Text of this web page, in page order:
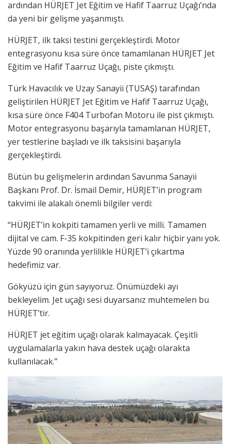
ardından HÜRJET Jet Eğitim ve Hafif Taarruz Uçağı’nda
da yeni bir gelişme yaşanmıştı.
HÜRJET, ilk taksi testini gerçekleştirdi. Motor
entegrasyonu kısa süre önce tamamlanan HÜRJET Jet
Eğitim ve Hafif Taarruz Uçağı, piste çıkmıştı.
Türk Havacılık ve Uzay Sanayii (TUSAŞ) tarafından
geliştirilen HÜRJET Jet Eğitim ve Hafif Taarruz Uçağı,
kısa süre önce F404 Turbofan Motoru ile pist çıkmıştı.
Motor entegrasyonu başarıyla tamamlanan HÜRJET,
yer testlerine başladı ve ilk taksisini başarıyla
gerçekleştirdi.
Bütün bu gelişmelerin ardından Savunma Sanayii
Başkanı Prof. Dr. İsmail Demir, HÜRJET’in program
takvimi ile alakalı önemli bilgiler verdi:
“HÜRJET’in kokpiti tamamen yerli ve milli. Tamamen
dijital ve cam. F-35 kokpitinden geri kalır hiçbir yanı yok.
Yüzde 90 oranında yerlilikle HÜRJET’i çıkartma
hedefimiz var.
Gökyüzü için gün sayıyoruz. Önümüzdeki ayı
bekleyelim. Jet uçağı sesi duyarsanız muhtemelen bu
HÜRJET’tir.
HÜRJET jet eğitim uçağı olarak kalmayacak. Çeşitli
uygulamalarla yakın hava destek uçağı olarakta
kullanılacak.”